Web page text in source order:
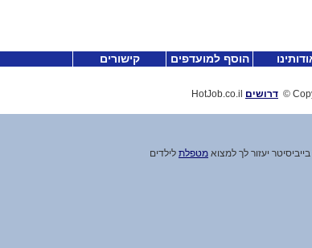
הוסף למועדפים קישורים
© דרושים
יעזור לך למצוא מטפלת לילדים